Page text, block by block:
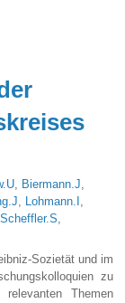
, Biermann.J,
, Lohmann.I ,
Scheffler.S,
Sozietät und im
zu
relevanten Themen